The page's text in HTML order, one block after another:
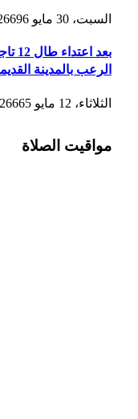
السبت، 30 مايو 2026 696
بعد
الرعب بالمدينة
الثلاثاء، 12 مايو 2026 665
مواقيت الصلاة